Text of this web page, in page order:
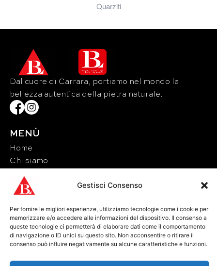
Gestisci Consenso
Per fornire le migliori esperienze, utilizziamo tecnologie come i cookie per
memorizzare e/o accedere alle informazioni del dispositivo. Il consenso a
queste tecnologie ci permetterà di elaborare dati come il comportamento
di navigazione o ID unici su questo sito. Non acconsentire o ritirare il
consenso può influire negativamente su alcune caratteristiche e funzioni.
Quarziti
Dal cuore di Carrara, portiamo nel mondo la
bellezza autentica della pietra naturale.
MENÙ
Home
Chi siamo
Eventi
CONTATTI
Tel: +39 0585 856713
Fax: +39 0585 856715
Email: lucchetti@brunolucchetti.it